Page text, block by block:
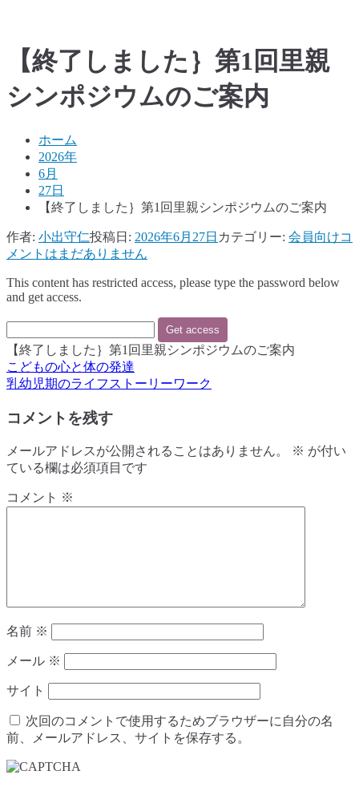
【終了しました｝第1回里親
シンポジウムのご案内
ホーム
2026年
6月
27日
【終了しました｝第1回里親シンポジウムのご案内
作者: 小出守仁投稿日: 2026年6月27日 カテゴリー: 会員向け【
ポ
コ
メントはまだありません
This content has restricted access, please type the password below
and get access.
【終了しました｝第1回里親シンポジウムのご案内
投
稿
ナ
ビ
ゲ
ー
こどもの心と体の発達
乳幼児期のライフストーリーワーク
コメントを残す
メールアドレスが公開されることはありません。 ※ が付い
ている欄は必須項目です
コメント ※
名前 ※
メール ※
サイト
次回のコメントで使用するためブラウザーに自分の名
前、メールアドレス、サイトを保存する。